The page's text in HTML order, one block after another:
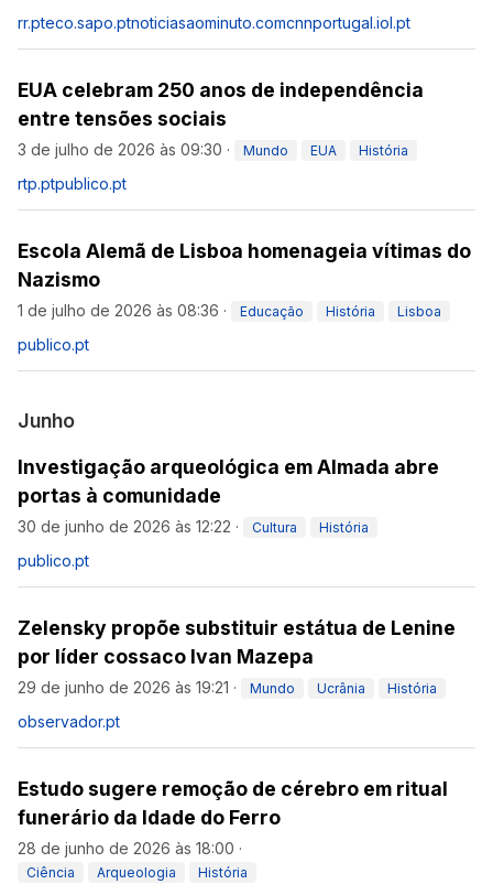
rr.pteco.sapo.ptnoticiasaominuto.comcnnportugal.iol.pt
EUA celebram 250 anos de independência
entre tensões sociais
3 de julho de 2026 às 09:30 · Mundo EUA História
rtp.ptpublico.pt
Escola Alemã de Lisboa homenageia vítimas do
Nazismo
1 de julho de 2026 às 08:36 · Educação História Lisboa
publico.pt
Junho
Investigação arqueológica em Almada abre
portas à comunidade
30 de junho de 2026 às 12:22 · Cultura História
publico.pt
Zelensky propõe substituir estátua de Lenine
por líder cossaco Ivan Mazepa
29 de junho de 2026 às 19:21 · Mundo Ucrânia História
observador.pt
Estudo sugere remoção de cérebro em ritual
funerário da Idade do Ferro
28 de junho de 2026 às 18:00 ·
Ciência Arqueologia História